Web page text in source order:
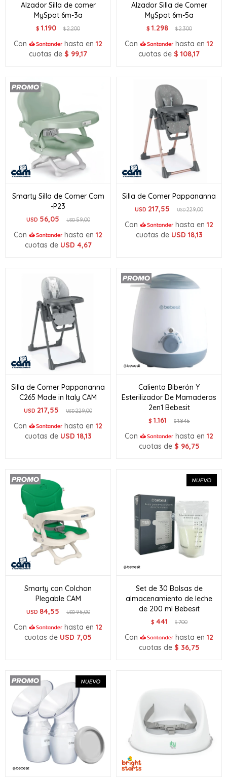
Alzador Silla de comer
MySpot 6m-3a
$ 1.190 $2.200
Con hasta en 12
cuotas de $ 99,17
Alzador Silla de Comer
MySpot 6m-5a
$ 1.298 $2.300
Con hasta en 12
cuotas de $ 108,17
Smarty Silla de Comer Cam
-P23
USD 56,05 USD59,00
Con hasta en 12
cuotas de USD 4,67
Silla de Comer Pappananna
USD 217,55 USD229,00
Con hasta en 12
cuotas de USD 18,13
Silla de Comer Pappananna
C265 Made in Italy CAM
USD 217,55 USD229,00
Con hasta en 12
cuotas de USD 18,13
Calienta Biberón Y
Esterilizador De Mamaderas
2en1 Bebesit
$ 1.161 $1.845
Con hasta en 12
cuotas de $ 96,75
Smarty con Colchon
Plegable CAM
USD 84,55 USD95,00
Con hasta en 12
cuotas de USD 7,05
Set de 30 Bolsas de
almacenamiento de leche
de 200 ml Bebesit
$ 441 $700
Con hasta en 12
cuotas de $ 36,75